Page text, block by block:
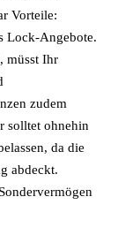
Vorteile:
Lock-Angebote.
müsst Ihr
zudem
solltet ohnehin
da die
abdeckt.